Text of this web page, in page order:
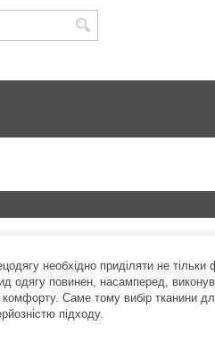
необхідно приділяти не
одягу повинен, насамперед,
комфорту. Саме тому вибір тканини
підходу.